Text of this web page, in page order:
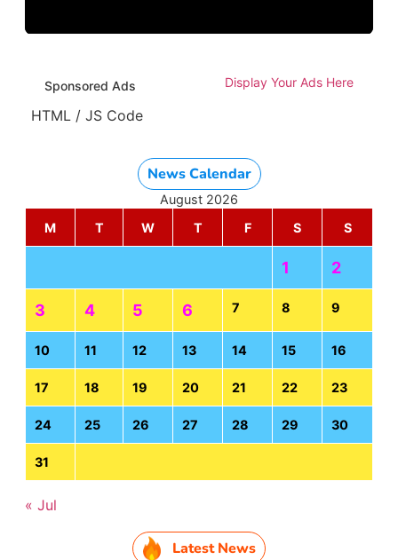
Sponsored Ads Display Your Ads Here
HTML / JS Code
News Calendar
August 2026
M
T W T F S S
1 2
3 4 5 6 7 8 9
10 11 12 13 14 15 16
17 18 19 20 21 22 23
24 25 26 27 28 29 30
31
« Jul
Latest News